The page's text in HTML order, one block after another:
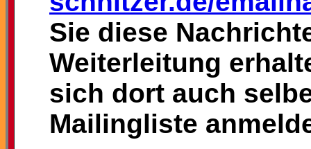
Sie diese
Weiterleitung
sich dort auch
Mailingliste